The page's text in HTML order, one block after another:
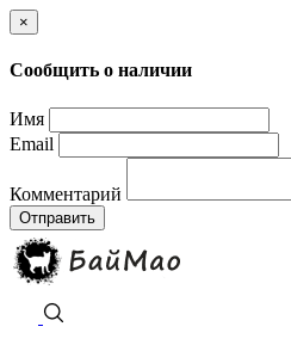
×
Сообщить о наличии
Имя
Email
Комментарий
Отправить